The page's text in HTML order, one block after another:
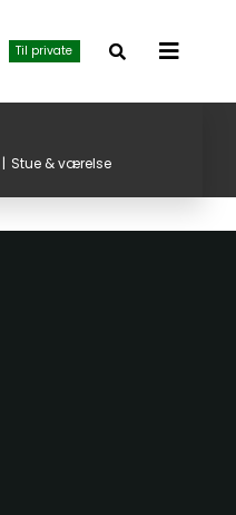
Til private
Toggle
Stue & værelse